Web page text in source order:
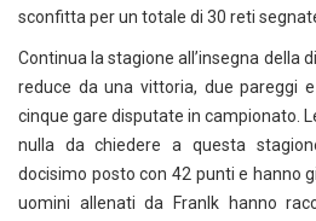
sconfitta per un totale di 30 reti
Continua la stagione all’insegna della
reduce da una vittoria, due pareggi
cinque gare disputate in campionato.
nulla da chiedere a questa
docisimo posto con 42 punti e hanno
uomini allenati da Franlk hanno